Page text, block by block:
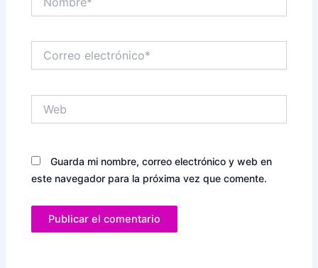
electrónico*
Guarda mi nombre, correo electrónico y web en
este navegador para la próxima vez que comente.